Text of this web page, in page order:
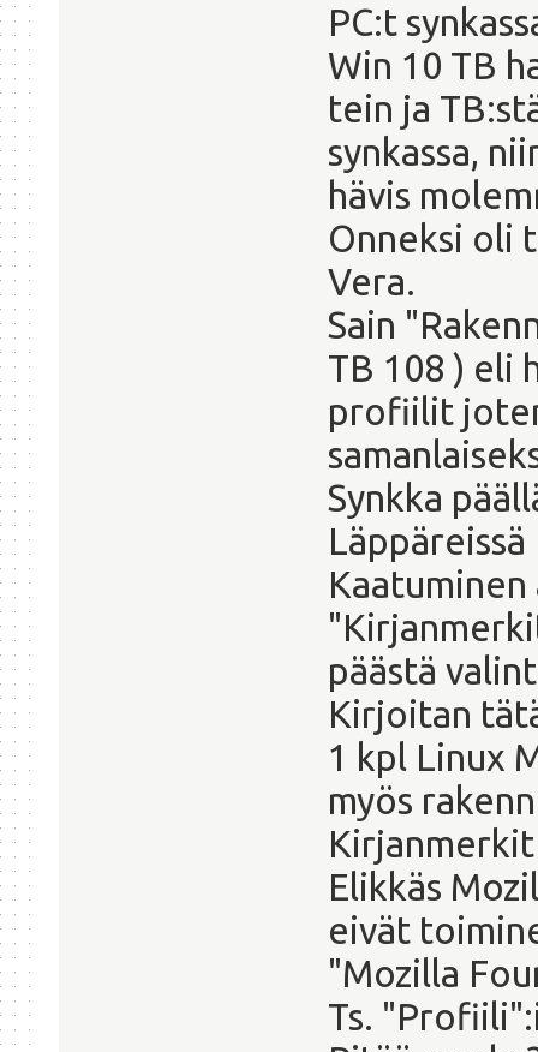
PC:t
Win 10 TB
tein ja
synkassa,
hävis
Onneksi oli
Vera.
Sain
TB 108 ) eli
profiilit
Synkka
päästä
Kirjoitan
1 kpl Linux
myös
Elikkäs
eivät
"Mozilla
Ts.